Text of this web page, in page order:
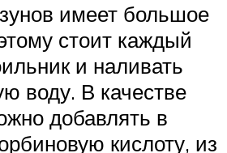
имеет большое
стоит каждый
и наливать
воду. В качестве
добавлять в
кислоту, из